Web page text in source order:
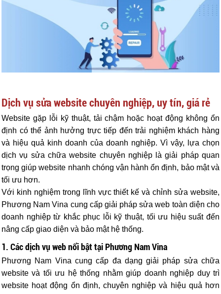
Dịch vụ sửa website chuyên nghiệp, uy tín, giá rẻ
Website gặp lỗi kỹ thuật, tải chậm hoặc hoạt động không ổn
định có thể ảnh hưởng trực tiếp đến trải nghiệm khách hàng
và hiệu quả kinh doanh của doanh nghiệp. Vì vậy, lựa chọn
dịch vụ sửa chữa website chuyên nghiệp là giải pháp quan
trọng giúp website nhanh chóng vận hành ổn định, bảo mật và
tối ưu hơn.
Với kinh nghiệm trong lĩnh vực thiết kế và chỉnh sửa website,
Phương Nam Vina cung cấp giải pháp sửa web toàn diện cho
doanh nghiệp từ khắc phục lỗi kỹ thuật, tối ưu hiệu suất đến
nâng cấp giao diện và bảo mật hệ thống.
1. Các dịch vụ web nổi bật tại Phương Nam Vina
Phương Nam Vina cung cấp đa dạng giải pháp sửa chữa
website và tối ưu hệ thống nhằm giúp doanh nghiệp duy trì
website hoạt động ổn định, chuyên nghiệp và hiệu quả hơn